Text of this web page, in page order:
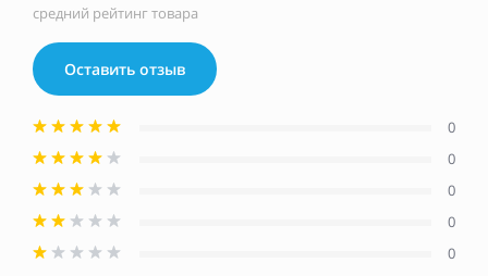
средний рейтинг товара
Оставить отзыв
0
0
0
0
0